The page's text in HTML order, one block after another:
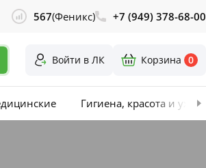
567(Феникс) +7 (949) 378-68-00
Войти в ЛК Корзина 0
Гигиена, красота и уход